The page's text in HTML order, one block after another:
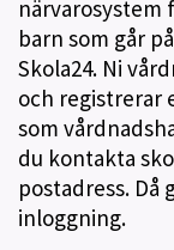
närvarosystem
barn som går
Skola24. Ni
och registrerar
som
du kontakta
postadress.
inloggning.